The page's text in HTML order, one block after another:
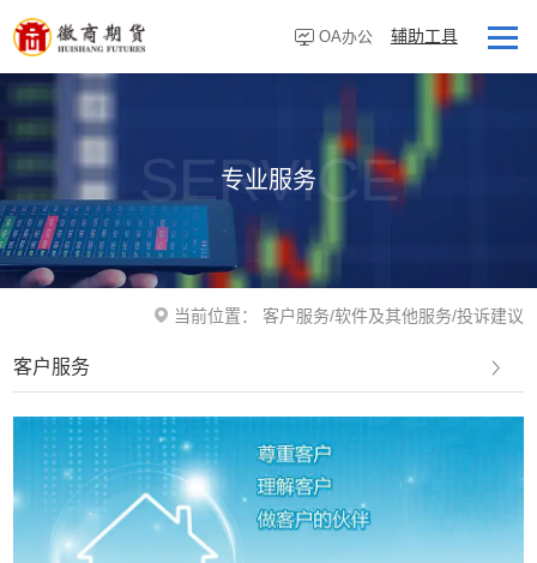
辅助工具
OA办公
走进徽商
客户服务
研究资讯
业务板块
SERVICE
专业服务
当前位置： 客户服务/软件及其他服务/投诉建议
客户服务